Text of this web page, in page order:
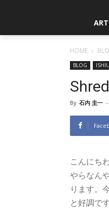
HOME
BLOG
By 石内 圭一 -
こんにち
やらなん
ります。
と好調です